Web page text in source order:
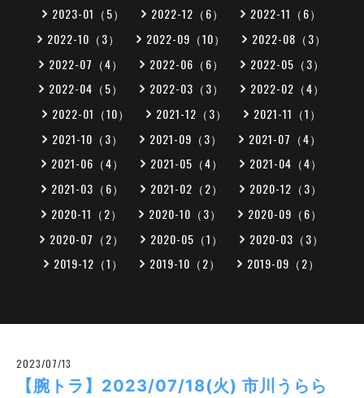
2023-01（5）
2022-12（6）
2022-11（6）
2022-10（3）
2022-09（10）
2022-08（3）
2022-07（4）
2022-06（6）
2022-05（3）
2022-04（5）
2022-03（3）
2022-02（4）
2022-01（10）
2021-12（3）
2021-11（1）
2021-10（3）
2021-09（3）
2021-07（4）
2021-06（4）
2021-05（4）
2021-04（4）
2021-03（6）
2021-02（2）
2020-12（3）
2020-11（2）
2020-10（3）
2020-09（6）
2020-07（2）
2020-05（1）
2020-03（3）
2019-12（1）
2019-10（2） 2019-09（2）
2023/07/13
【腕トラ】2023/07/18(火) 市川うらら